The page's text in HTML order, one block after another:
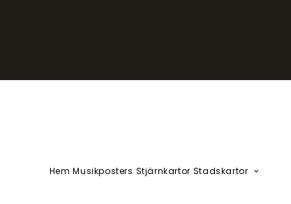
Hem Musikposters Stjärnkartor Stadskartor